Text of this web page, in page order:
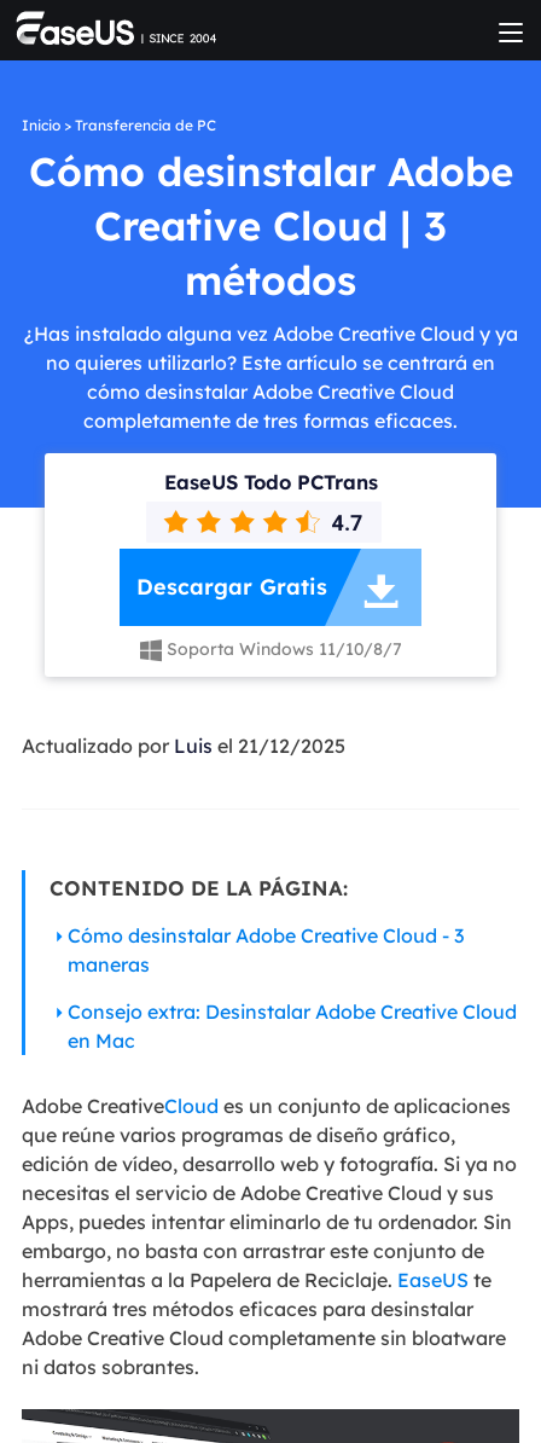
Inicio> Transferencia de PC
Cómo desinstalar Adobe
Creative Cloud | 3
métodos
¿Has instalado alguna vez Adobe Creative Cloud y ya
no quieres utilizarlo? Este artículo se centrará en
cómo desinstalar Adobe Creative Cloud
completamente de tres formas eficaces.
EaseUS Todo PCTrans
Descargar Gratis 
Soporta Windows 11/10/8/7
Actualizado por Luis el 21/12/2025
CONTENIDO DE LA PÁGINA:
Cómo desinstalar Adobe Creative Cloud - 3
maneras
Consejo extra: Desinstalar Adobe Creative Cloud
en Mac
Adobe CreativeCloud es un conjunto de aplicaciones
que reúne varios programas de diseño gráfico,
edición de vídeo, desarrollo web y fotografía. Si ya no
necesitas el servicio de Adobe Creative Cloud y sus
Apps, puedes intentar eliminarlo de tu ordenador. Sin
embargo, no basta con arrastrar este conjunto de
herramientas a la Papelera de Reciclaje. EaseUS te
mostrará tres métodos eficaces para desinstalar
Adobe Creative Cloud completamente sin bloatware
ni datos sobrantes.